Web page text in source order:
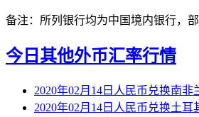
备注：所列银行均为中国境内银行，
今日其他外币汇率行情
2020年02月14日人民币兑换南
2020年02月14日人民币兑换土